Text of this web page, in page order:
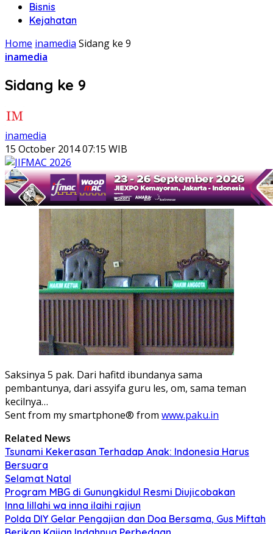
Bisnis
Kejahatan
Home inamedia Sidang ke 9
inamedia
Sidang ke 9
inamedia
15 October 2014 07:15 WIB
Saksinya 5 pak. Dari hafitd ibundanya sama
pembantunya, dari assyifa guru les, om, sama teman
kecilnya…
Sent from my smartphone® from www.paku.in
Related News
Tsunami Kekerasan Terhadap Anak: Indonesia Harus
Bersuara
Selamat Natal
Program MBG di Gunungkidul Resmi Diujicobakan
Inna lillahi wa inna ilaihi rajiun
Polda DIY Gelar Pengajian dan Doa Bersama, Gus Miftah